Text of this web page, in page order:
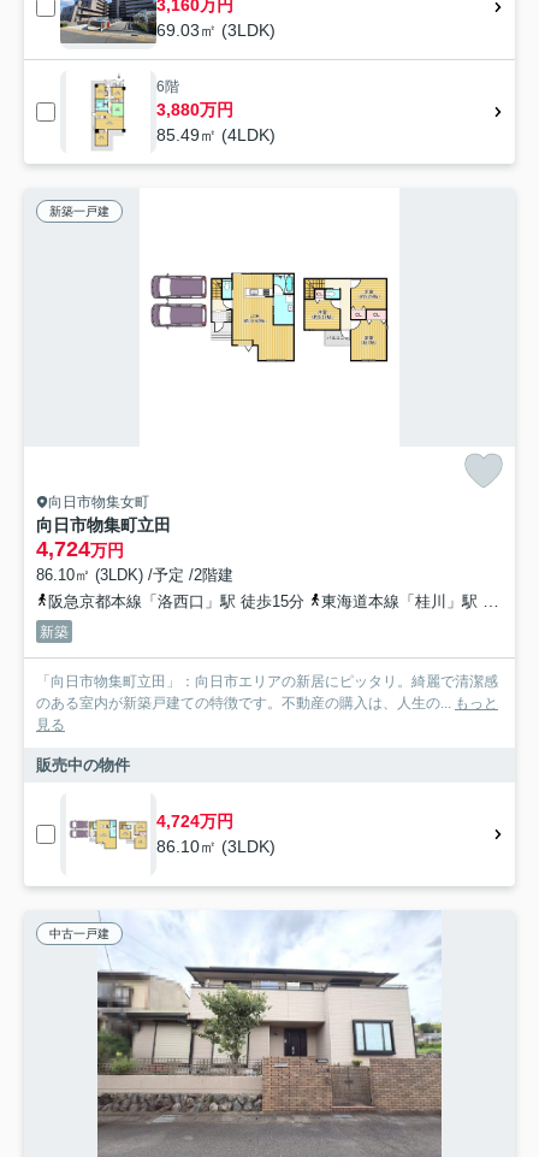
3,160万円
69.03㎡ (3LDK)
6階
3,880万円
85.49㎡ (4LDK)
新築一戸建
向日市物集女町
向日市物集町立田
4,724万円
86.10㎡ (3LDK) /予定 /2階建
阪急京都本線「洛西口」駅 徒歩15分
東海道本線「桂川」駅 徒歩24分
新築
「向日市物集町立田」：向日市エリアの新居にピッタリ。綺麗で清潔感
のある室内が新築戸建ての特徴です。不動産の購入は、人生の... もっと
見る
販売中の物件
4,724万円
86.10㎡ (3LDK)
中古一戸建